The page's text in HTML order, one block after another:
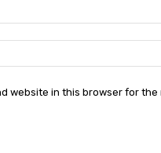
website in this browser for the